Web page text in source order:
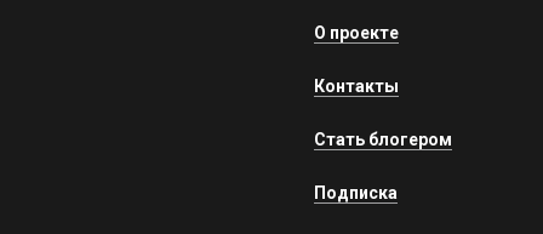
О проекте
Контакты
Стать блогером
Подписка